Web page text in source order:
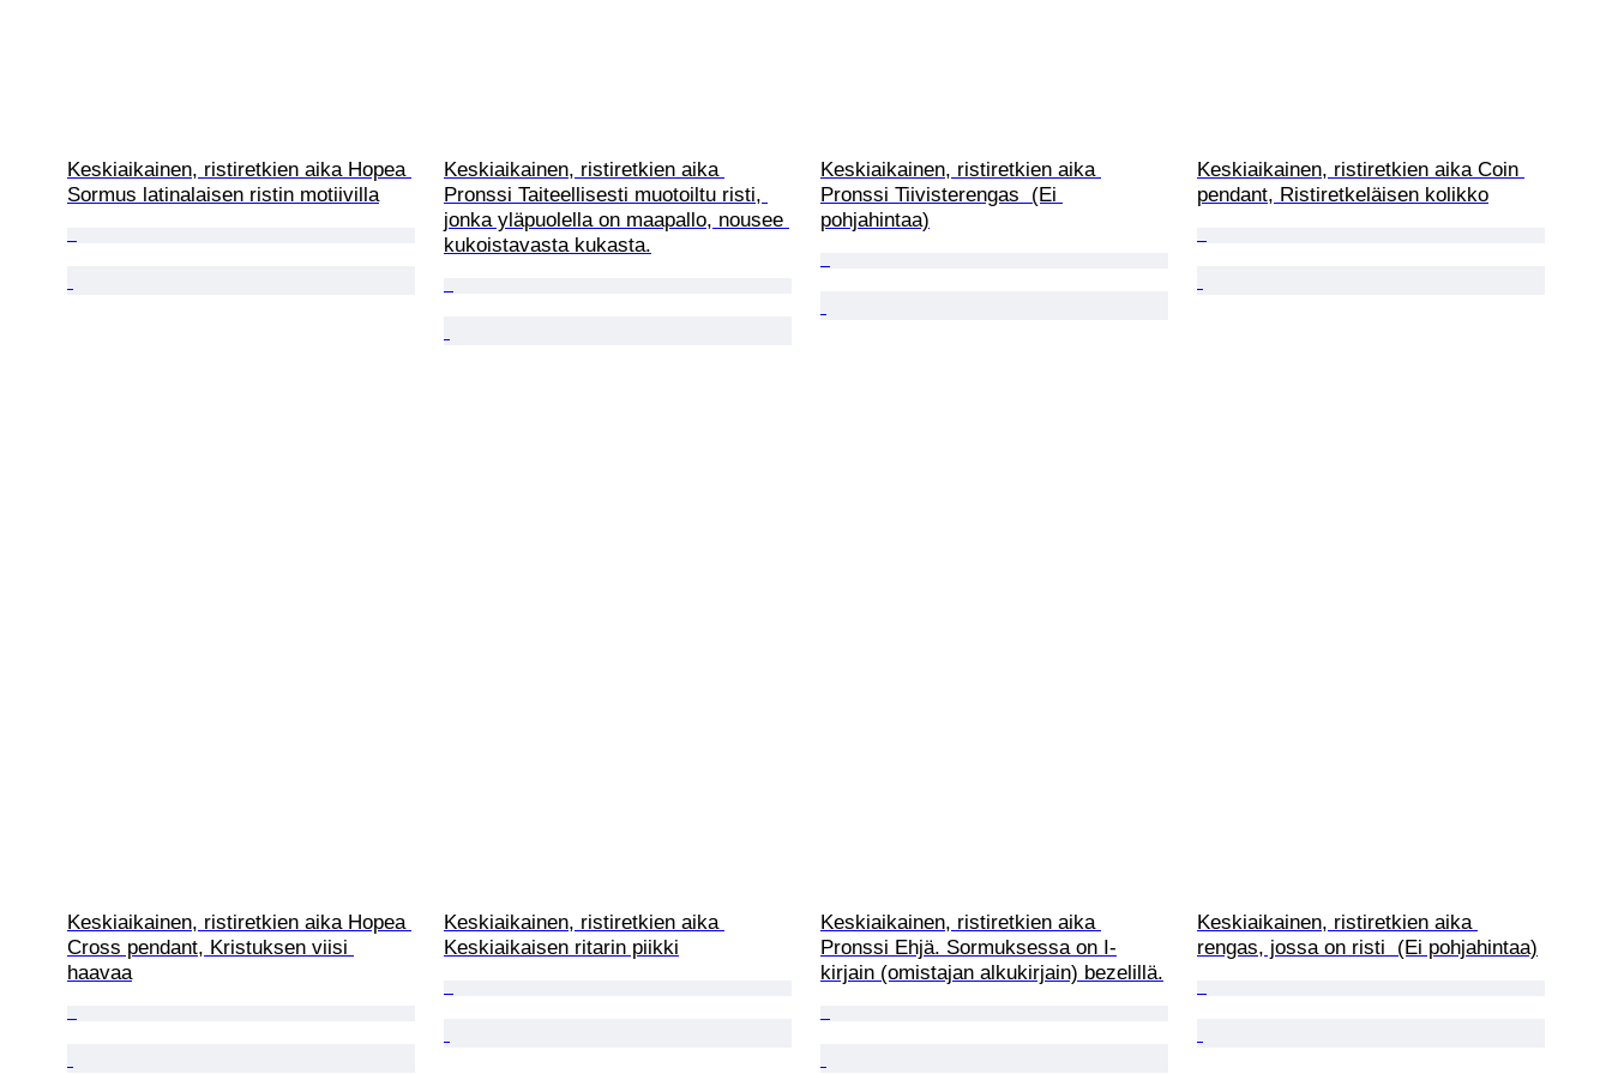
Keskiaikainen, ristiretkien aika Hopea
Sormus latinalaisen ristin motiivilla
Keskiaikainen, ristiretkien aika
Pronssi Taiteellisesti muotoiltu risti,
jonka yläpuolella on maapallo, nousee
kukoistavasta kukasta.
Keskiaikainen, ristiretkien aika
Pronssi Tiivisterengas  (Ei
pohjahintaa)
Keskiaikainen, ristiretkien aika Coin
pendant, Ristiretkeläisen kolikko
Keskiaikainen, ristiretkien aika Hopea
Cross pendant, Kristuksen viisi
haavaa
Keskiaikainen, ristiretkien aika
Keskiaikaisen ritarin piikki
Keskiaikainen, ristiretkien aika
Pronssi Ehjä. Sormuksessa on I-
kirjain (omistajan alkukirjain) bezelillä.
Keskiaikainen, ristiretkien aika
rengas, jossa on risti  (Ei pohjahintaa)